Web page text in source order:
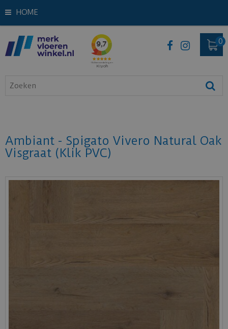
HOME
Ambiant - Spigato Vivero Natural Oak
Visgraat (Klik PVC)